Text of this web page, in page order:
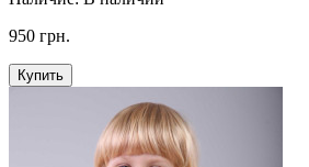
950 грн.
Купить